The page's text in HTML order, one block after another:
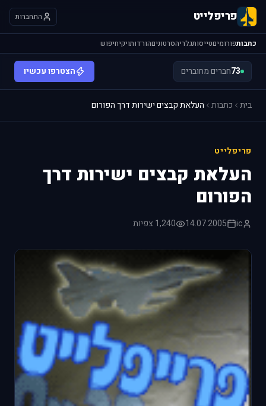
פריפלייט התחברות
כתבותפורומיםטייסותגלריהסרטוניםהורדותויקיחיפוש
73חברים מחוברים הצטרפו עכשיו
בית כתבות העלאת קבצים ישירות דרך הפורום
פריפלייט
העלאת קבצים ישירות דרך
הפורום
ic
14.07.2005 1,240 צפיות